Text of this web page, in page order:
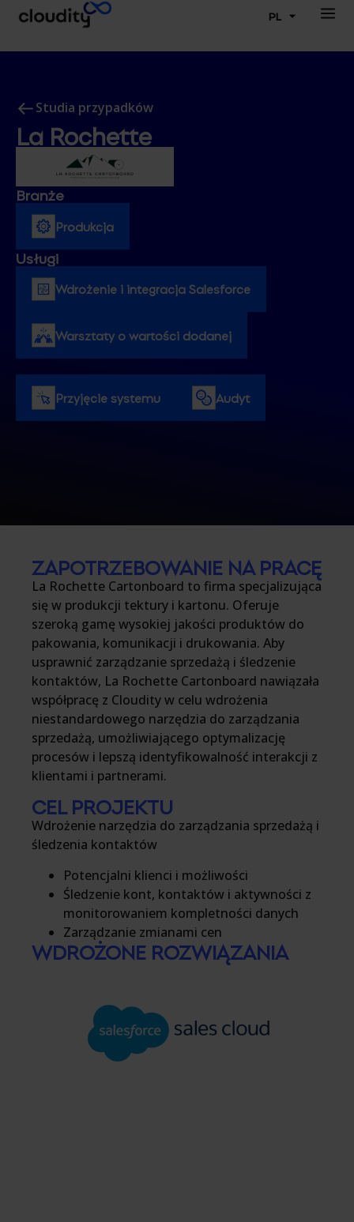
PL
Studia przypadków
La Rochette
Branże
Produkcja
Usługi
Wdrożenie i integracja Salesforce
Warsztaty o wartości dodanej
Przyjęcie systemu Audyt
ZAPOTRZEBOWANIE NA PRACĘ
La Rochette Cartonboard to firma specjalizująca
się w produkcji tektury i kartonu. Oferuje
szeroką gamę wysokiej jakości produktów do
pakowania, komunikacji i drukowania. Aby
usprawnić zarządzanie sprzedażą i śledzenie
kontaktów, La Rochette Cartonboard nawiązała
współpracę z Cloudity w celu wdrożenia
niestandardowego narzędzia do zarządzania
sprzedażą, umożliwiającego optymalizację
procesów i lepszą identyfikowalność interakcji z
klientami i partnerami.
CEL PROJEKTU
Wdrożenie narzędzia do zarządzania sprzedażą i
śledzenia kontaktów
Potencjalni klienci i możliwości
Śledzenie kont, kontaktów i aktywności z
monitorowaniem kompletności danych
Zarządzanie zmianami cen
WDROŻONE ROZWIĄZANIA